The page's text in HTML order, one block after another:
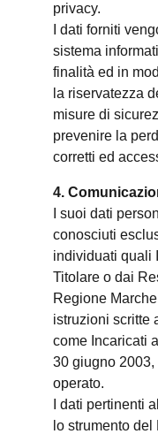
privacy.
I dati forniti
sistema
finalità ed in
la riservatezza
misure di
prevenire la
corretti ed
4.
I suoi dati
conosciuti
individuati quali
Titolare o dai
Regione
istruzioni scritte
come Incaricati
30 giugno
operato.
I dati pertinenti
lo strumento